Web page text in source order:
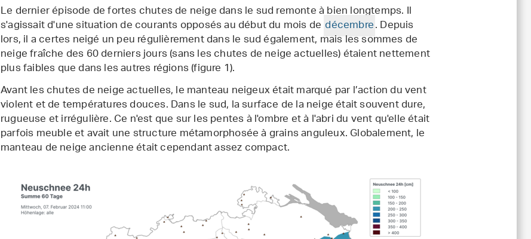
Le dernier épisode de fortes chutes de neige dans le sud remonte à bien longtemps. Il
s'agissait d'une situation de courants opposés au début du mois de décembre. Depuis
lors, il a certes neigé un peu régulièrement dans le sud également, mais les sommes de
neige fraîche des 60 derniers jours (sans les chutes de neige actuelles) étaient nettement
plus faibles que dans les autres régions (figure 1).
Avant les chutes de neige actuelles, le manteau neigeux était marqué par l’action du vent
violent et de températures douces. Dans le sud, la surface de la neige était souvent dure,
rugueuse et irrégulière. Ce n'est que sur les pentes à l'ombre et à l'abri du vent qu'elle était
parfois meuble et avait une structure métamorphosée à grains anguleux. Globalement, le
manteau de neige ancienne était cependant assez compact.